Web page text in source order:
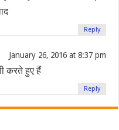
Reply
January 26, 2016 at 8:37 pm
करते हुए हैं
Reply